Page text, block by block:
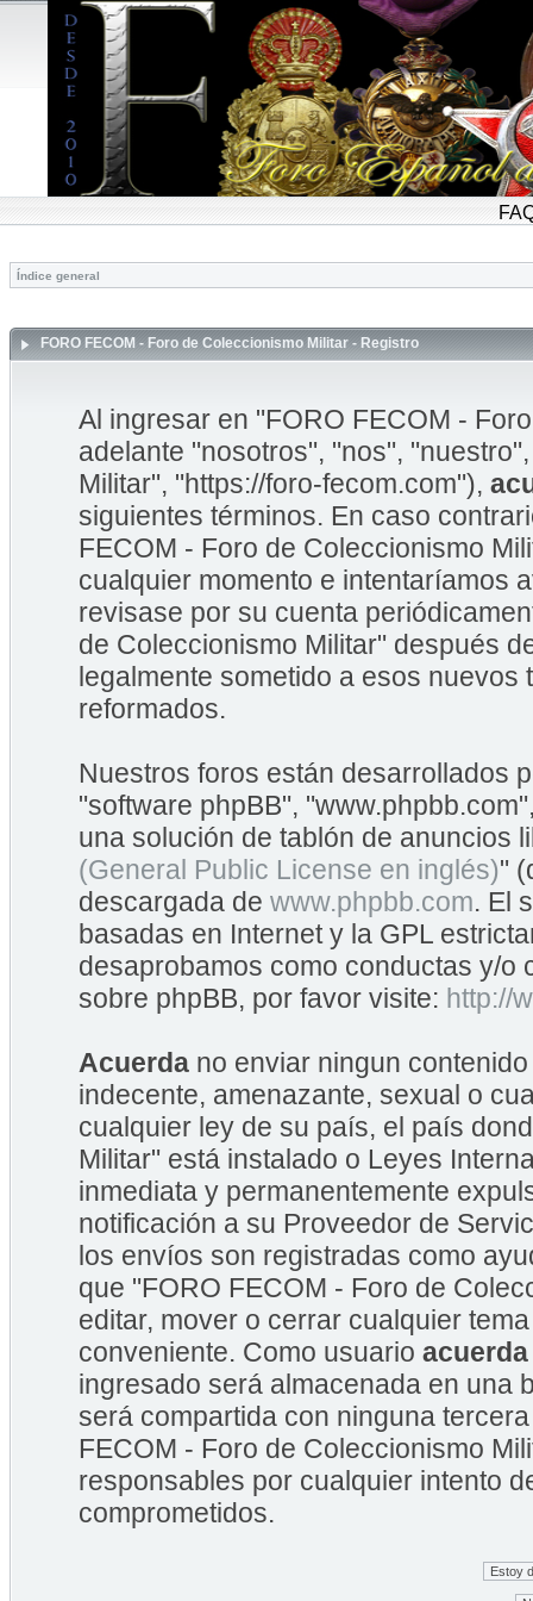
Índice general
FORO FECOM - Foro de Coleccionismo Militar - Registro
Al ingresar en "FORO FECOM -
adelante "nosotros", "nos",
Militar", "https://foro-fecom.com"),
siguientes términos. En caso
FECOM - Foro de Coleccionismo
cualquier momento e intentaríamos
revisase por su cuenta
de Coleccionismo Militar" después
legalmente sometido a esos
reformados.
Nuestros foros están desarrollados
"software phpBB",
una solución de tablón de anuncios
(General Public License en inglés)"
descargada de www.phpbb.com. El
basadas en Internet y la GPL
desaprobamos como conductas y/o
sobre phpBB, por favor visite: http://
Acuerda no enviar ningun
indecente, amenazante, sexual o
cualquier ley de su país, el país
Militar" está instalado o Leyes
inmediata y permanentemente
notificación a su Proveedor de
los envíos son registradas como
que "FORO FECOM - Foro de
editar, mover o cerrar cualquier
conveniente. Como usuario acuerda
ingresado será almacenada en una
será compartida con ninguna
FECOM - Foro de Coleccionismo
responsables por cualquier intento
comprometidos.